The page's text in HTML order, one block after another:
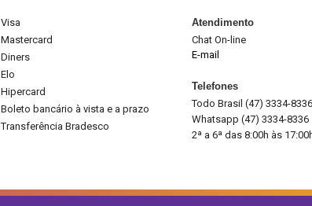
Visa
Mastercard
Diners
Elo
Hipercard
Boleto bancário à vista e a prazo
Transferência Bradesco
Atendimento
Chat On-line
E-mail
Telefones
Todo Brasil (47) 3334-8336
Whatsapp (47) 3334-8336
2ª a 6ª das 8:00h às